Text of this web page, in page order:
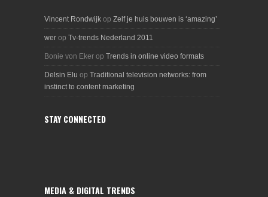
Vincent Rondwijk op Zelf je huis bouwen is ‘amazing’
wer op Tv-trends Nederland 2011
Bonie von Eker op Trends in online video formats
Delsin Elu op Traditional television networks: from
instinct to content marketing
STAY CONNECTED
MEDIA & DIGITAL TRENDS